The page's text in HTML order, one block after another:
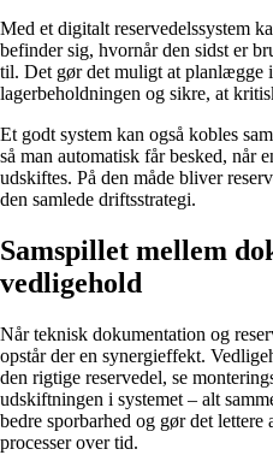
Med et digitalt reservedelssystem
befinder sig, hvornår den sidst er
til. Det gør det muligt at planlægge
lagerbeholdningen og sikre, at
Et godt system kan også kobles
så man automatisk får besked, når
udskiftes. På den måde bliver
den samlede driftsstrategi.
Samspillet mellem
vedligehold
Når teknisk dokumentation og
opstår der en synergieffekt.
den rigtige reservedel, se
udskiftningen i systemet – alt
bedre sporbarhed og gør det
processer over tid.